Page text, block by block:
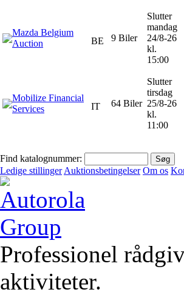
Mazda Belgium
Auction
BE 9 Biler
Slutter
mandag
24/8-26
kl.
15:00
Mobilize Financial
Services
IT 64 Biler
Slutter
tirsdag
25/8-26
kl.
11:00
Find katalognummer:
Ledige stillinger Auktionsbetingelser Om os
Professionel
aktiviteter.